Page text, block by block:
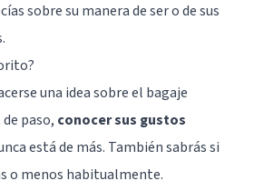
sobre su manera de ser o de sus
una idea sobre el bagaje
paso, conocer sus gustos
está de más. También sabrás si
o menos habitualmente.